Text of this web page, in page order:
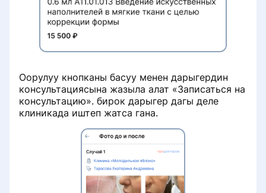
Оорулуу кнопканы басуу менен дарыгердин
консультациясына жазыла алат «Записаться на
консультацию». бирок дарыгер дагы деле
клиникада иштеп жатса гана.